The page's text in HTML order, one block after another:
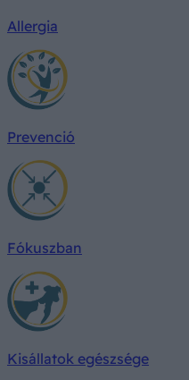
Allergia
Prevenció
Fókuszban
Kisállatok egészsége